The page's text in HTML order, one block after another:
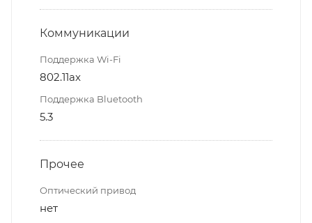
Коммуникации
Поддержка Wi-Fi
802.11ax
Поддержка Bluetooth
5.3
Прочее
Оптический привод
нет